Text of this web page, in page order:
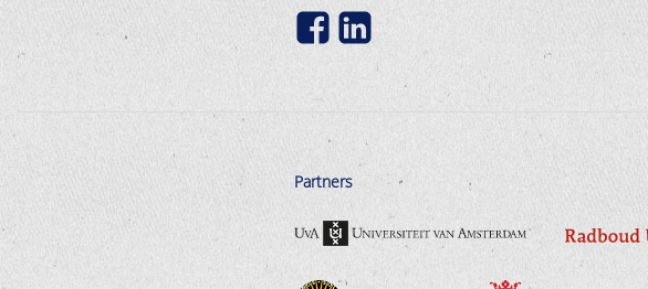
Partners